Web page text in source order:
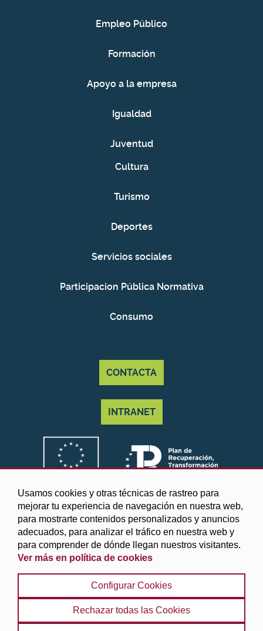
Usamos cookies y otras técnicas de rastreo para
mejorar tu experiencia de navegación en nuestra web,
para mostrarte contenidos personalizados y anuncios
adecuados, para analizar el tráfico en nuestra web y
para comprender de dónde llegan nuestros visitantes.
Ver más en política de cookies
Configurar Cookies
Rechazar todas las Cookies
Empleo Público
Formación
Apoyo a la empresa
Igualdad
Juventud
Cultura
Turismo
Deportes
Servicios sociales
Participacion Pública Normativa
Consumo
CONTACTA
INTRANET
©2025 Diputación de Granada
Aviso legal y Política de privacidad | Política de cookies
Protección de datos | Accesibilidad | Búsqueda |
Mapa web